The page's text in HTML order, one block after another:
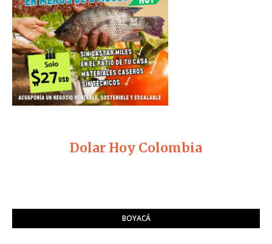
Dolar Hoy Colombia
BOYACÁ